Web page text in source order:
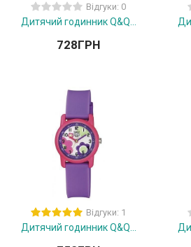
Відгуки: 0
Дитячий годинник Q&Q...
728ГРН
Відгуки: 1
Дитячий годинник Q&Q...